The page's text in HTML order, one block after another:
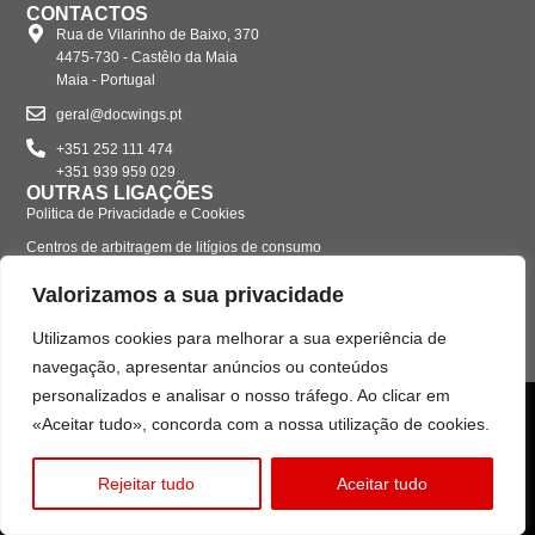
Valorizamos a sua privacidade
Utilizamos cookies para melhorar a sua experiência de
navegação, apresentar anúncios ou conteúdos
personalizados e analisar o nosso tráfego. Ao clicar em
«Aceitar tudo», concorda com a nossa utilização de cookies.
Rejeitar tudo Aceitar tudo
CONTACTOS
Rua de Vilarinho de Baixo, 370
4475-730 - Castêlo da Maia
Maia - Portugal
geral@docwings.pt
+351 252 111 474
+351 939 959 029
OUTRAS LIGAÇÕES
Politica de Privacidade e Cookies
Centros de arbitragem de litígios de consumo